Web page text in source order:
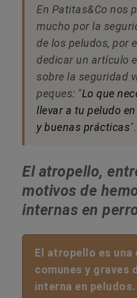
En Patitas&Co nos
mucho por la
de los peludos, por
dedicar un artículo
sobre la seguridad
peques: "Lo que
llevar a tu peludo
y buenas prácticas".
El atropello,
motivos de
internas en
El atropello es una
comunes y graves
interna en peludos.